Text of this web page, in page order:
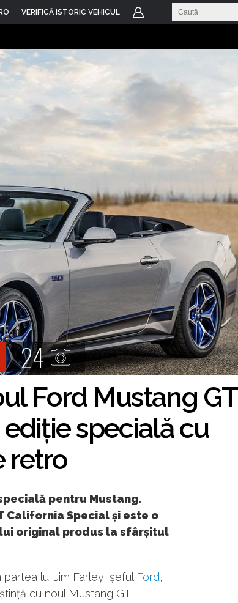
VERIFICĂ ISTORIC VEHICUL
24
Ford Mustang GT
specială cu
retro
pentru Mustang.
California Special și este o
original produs la sfârșitul
lui Jim Farley, șeful Ford,
cu noul Mustang GT